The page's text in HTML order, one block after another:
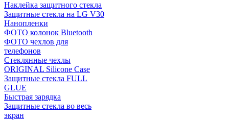
Наклейка защитного стекла
Защитные стекла на LG V30
Нанопленки
ФОТО колонок Bluetooth
ФOTO чехлов для
телефонов
Стеклянные чехлы
ORIGINAL Silicone Case
Защитные стекла FULL
GLUE
Быстрая зарядка
Защитные стекла во весь
экран